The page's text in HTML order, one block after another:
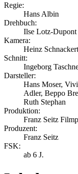
Regie:
Hans Albin
Drehbuch:
Ilse Lotz-Dupont
Kamera:
Heinz
Schnitt:
Ingeborg
Darsteller:
Hans Moser,
Adler, Beppo
Ruth Stephan
Produktion:
Franz Seitz
Produzent:
Franz Seitz
FSK:
ab 6 J.